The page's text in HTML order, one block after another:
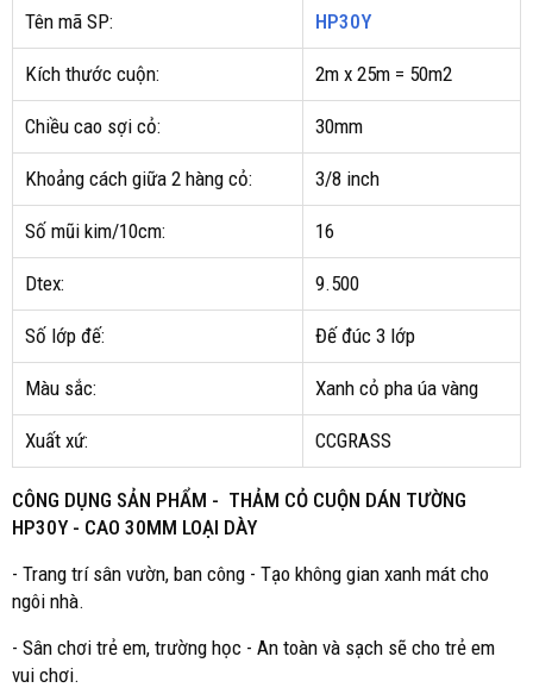
Tên mã SP: HP30Y
Kích thước cuộn: 2m x 25m = 50m2
Chiều cao sợi cỏ: 30mm
Khoảng cách giữa 2 hàng cỏ: 3/8 inch
Số mũi kim/10cm: 16
Dtex: 9.500
Số lớp đế: Đế đúc 3 lớp
Màu sắc: Xanh cỏ pha úa vàng
Xuất xứ: CCGRASS
CÔNG DỤNG SẢN PHẨM - THẢM CỎ CUỘN DÁN TƯỜNG
HP30Y - CAO 30MM LOẠI DÀY
- Trang trí sân vườn, ban công - Tạo không gian xanh mát cho
ngôi nhà.
- Sân chơi trẻ em, trường học - An toàn và sạch sẽ cho trẻ em
vui chơi.